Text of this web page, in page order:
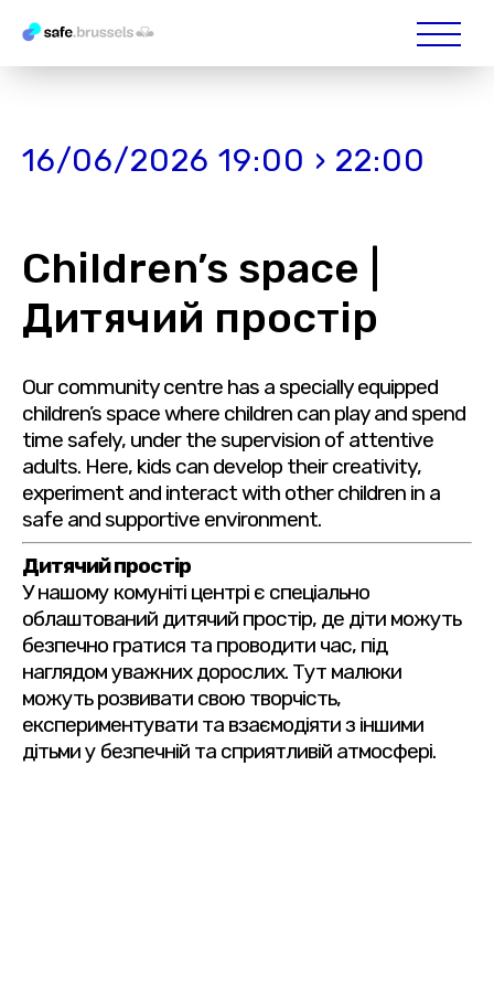
16/06/2026 19:00 › 22:00
Children’s space |
Дитячий простір
Our community centre has a specially equipped
children’s space where children can play and spend
time safely, under the supervision of attentive
adults. Here, kids can develop their creativity,
experiment and interact with other children in a
safe and supportive environment.
Дитячий простір
У нашому комуніті центрі є спеціально
облаштований дитячий простір, де діти можуть
безпечно гратися та проводити час, під
наглядом уважних дорослих. Тут малюки
можуть розвивати свою творчість,
експериментувати та взаємодіяти з іншими
дітьми у безпечній та сприятливій атмосфері.